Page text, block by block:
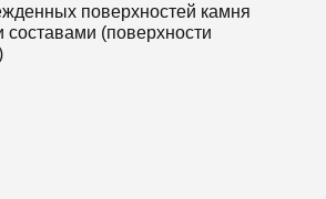
поверхностей камня
(поверхности